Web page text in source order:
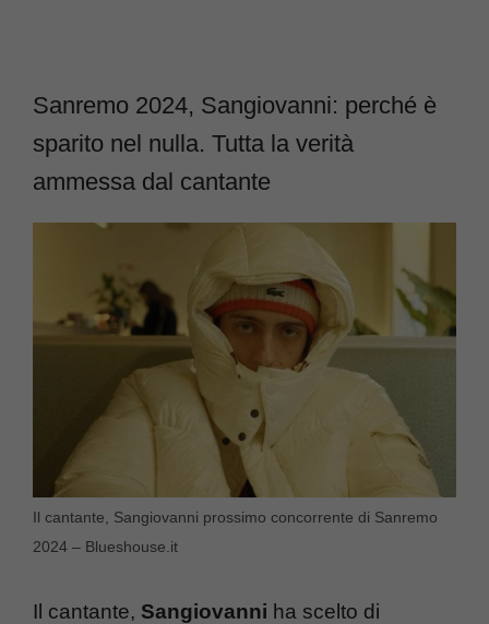
Sanremo 2024, Sangiovanni: perché è
sparito nel nulla. Tutta la verità
ammessa dal cantante
Il cantante, Sangiovanni prossimo concorrente di Sanremo
2024 – Blueshouse.it
Il cantante, Sangiovanni ha scelto di